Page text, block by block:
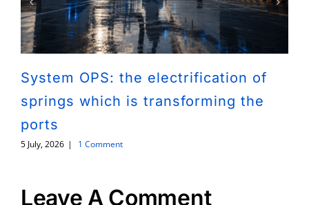
System OPS: the electrification of
springs which is transforming the
ports
5 July, 2026 | 1 Comment
Leave A Comment